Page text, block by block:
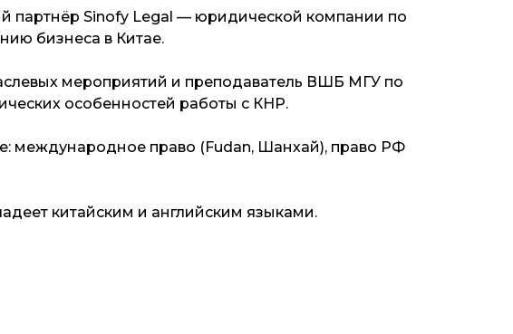
партнёр Sinofy Legal — юридической компании по
бизнеса в Китае.
мероприятий и преподаватель ВШБ МГУ по
особенностей работы с КНР.
международное право (Fudan, Шанхай), право РФ
китайским и английским языками.
на 2-х
по